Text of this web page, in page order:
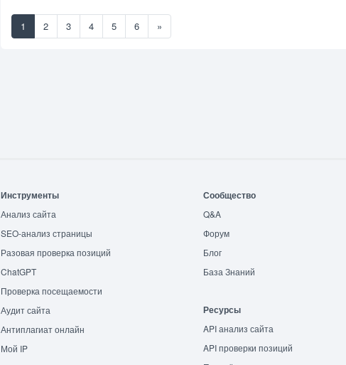
1 2 3 4 5 6 »
Инструменты
Анализ сайта
SEO-анализ страницы
Разовая проверка позиций
ChatGPT
Проверка посещаемости
Аудит сайта
Антиплагиат онлайн
Мой IP
Сообщество
Q&A
Форум
Блог
База Знаний
Ресурсы
API анализ сайта
API проверки позиций